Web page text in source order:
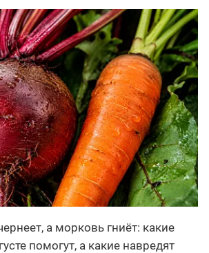
а морковь гниёт: какие
помогут, а какие навредят